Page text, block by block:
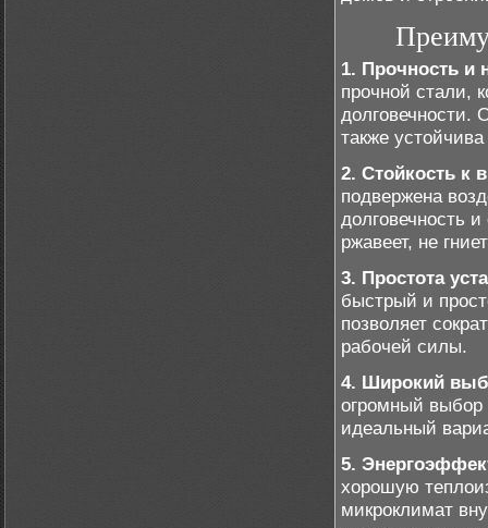
1. Прочность и
прочной стали,
долговечности.
также
2. Стойкость к
подвержена
долговечность
ржавеет, не
3. Простота
быстрый и
позволяет
рабочей силы.
4. Широкий
огромный выбор
идеальный
5.
хорошую
микроклимат